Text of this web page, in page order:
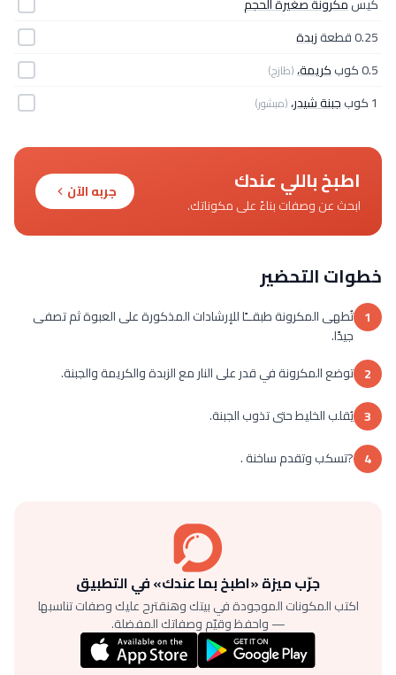
0.25 قطعة
زبدة
0.5 كوب
كريمة،(طازج)
1 كوب جبنة شيدر،(مبشور)
اطبخ باللي عندك
ابحث عن وصفات بناءً على مكوناتك.
جربه الآن
خطوات التحضير
1 تُطهى المكرونة طبقــًا للإرشادات المذكورة على العبوة ثم تصفى
جيدًا.
2 توضع المكرونة في قدر على النار مع الزبدة والكريمة والجبنة.
3 يُقلب الخليط حتى تذوب الجبنة.
4 ?تسكب وتقدم ساخنة .
جرّب ميزة «اطبخ بما عندك» في التطبيق
اكتب المكونات الموجودة في بيتك وهنقترح عليك وصفات تناسبها
— واحفظ وقيّم وصفاتك المفضلة.